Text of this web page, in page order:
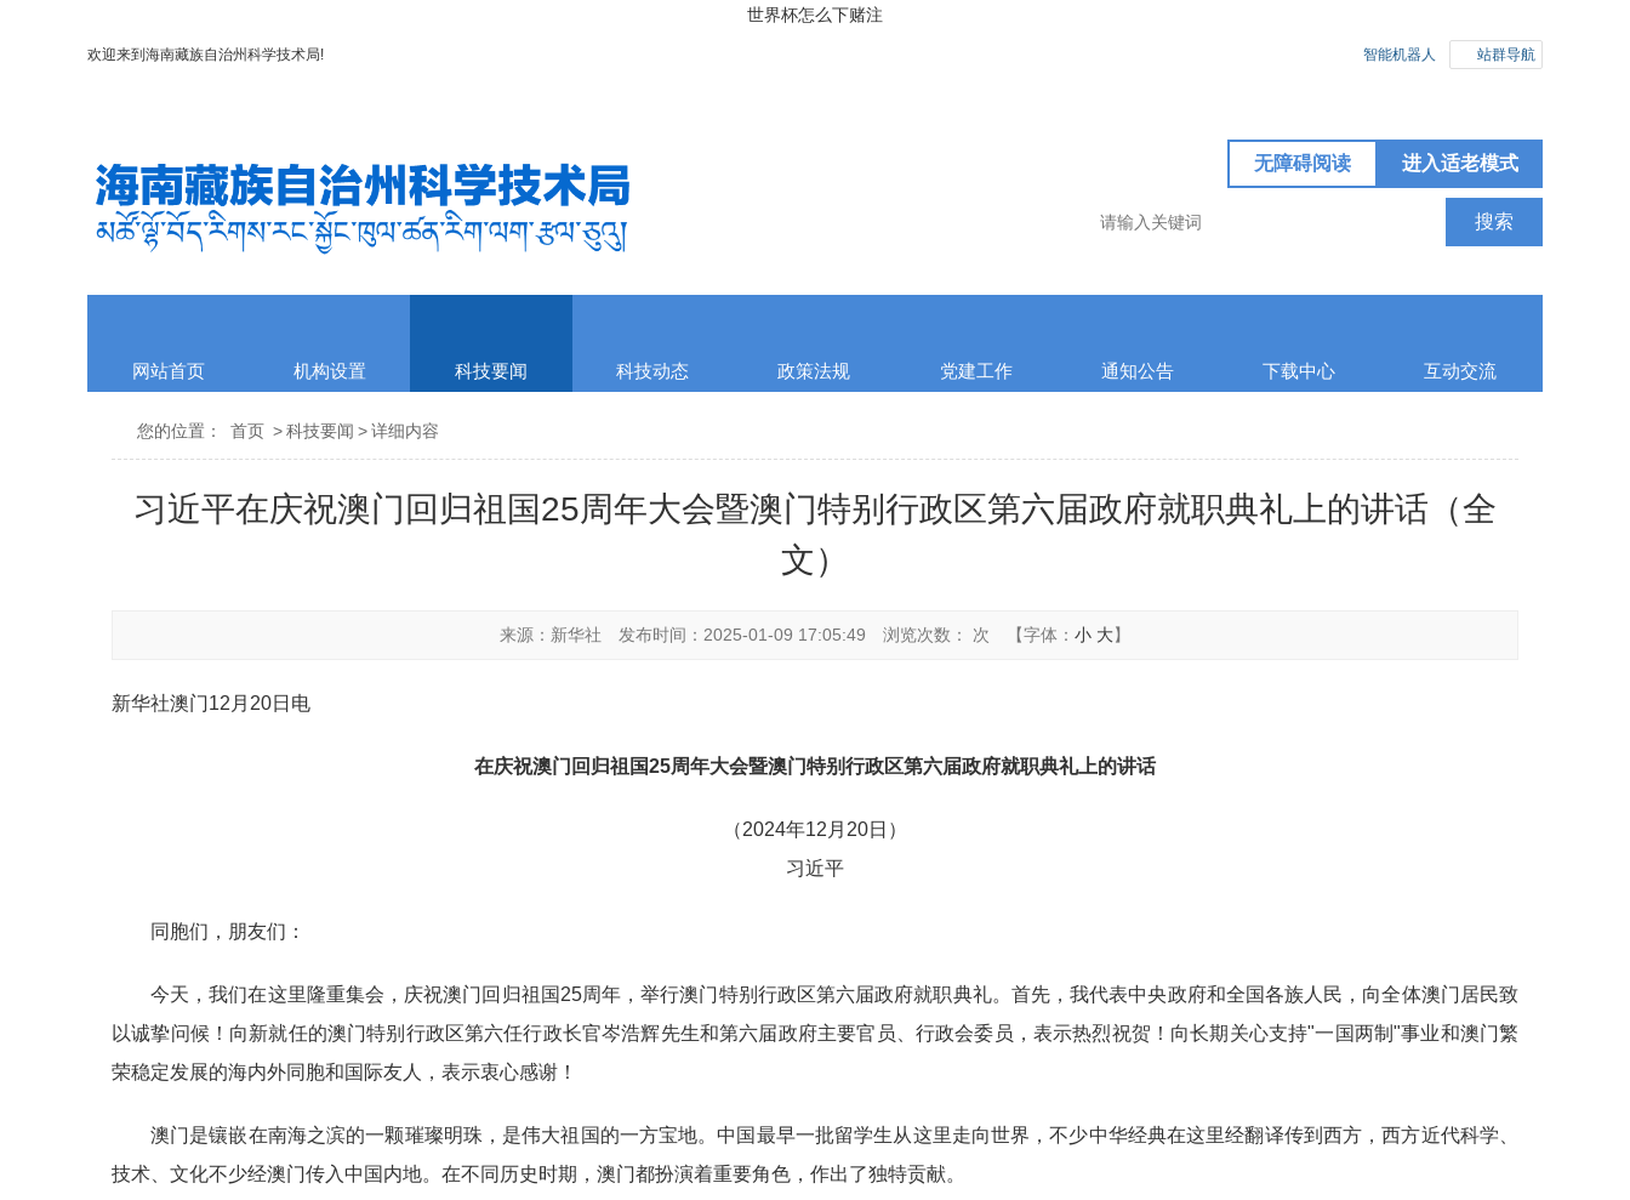
世界杯怎么下赌注
站群导航
智能机器人
欢迎来到 海南藏族自治州科学技术局!
进入适老模式
无障碍阅读
网站首页 机构设置 科技要闻 科技动态 政策法规 党建工作 通知公告 下载中心 互动交流
您的位置： 首页 >科技要闻 >详细内容
习近平在庆祝澳门回归祖国25周年大会暨澳门特别行政区第六届政府就职典礼上的讲话（全
文）
来源：新华社 发布时间：2025-01-09 17:05:49 浏览次数： 次 【字体： 小 大】
新华社澳门12月20日电
在庆祝澳门回归祖国25周年大会暨澳门特别行政区第六届政府就职典礼上的讲话
（2024年12月20日）
习近平
同胞们，朋友们：
今天，我们在这里隆重集会，庆祝澳门回归祖国25周年，举行澳门特别行政区第六届政府就职典礼。首先，我代表中央政府和全国各族人民，向全体澳门居民致
以诚挚问候！向新就任的澳门特别行政区第六任行政长官岑浩辉先生和第六届政府主要官员、行政会委员，表示热烈祝贺！向长期关心支持"一国两制"事业和澳门繁
荣稳定发展的海内外同胞和国际友人，表示衷心感谢！
澳门是镶嵌在南海之滨的一颗璀璨明珠，是伟大祖国的一方宝地。中国最早一批留学生从这里走向世界，不少中华经典在这里经翻译传到西方，西方近代科学、
技术、文化不少经澳门传入中国内地。在不同历史时期，澳门都扮演着重要角色，作出了独特贡献。